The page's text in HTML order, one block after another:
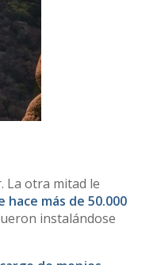
La otra mitad le
más de 50.000
instalándose